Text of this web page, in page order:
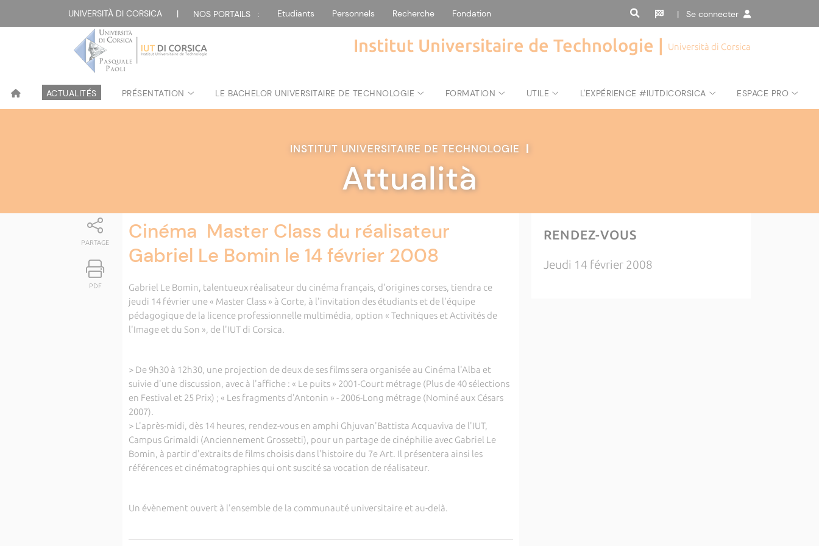
UNIVERSITÀ DI CORSICA | NOS PORTAILS : Etudiants Personnels Recherche Fondation | Se connecter
Institut Universitaire de Technologie | Università di Corsica
ACTUALITÉS PRÉSENTATION LE BACHELOR UNIVERSITAIRE DE TECHNOLOGIE FORMATION UTILE L'EXPÉRIENCE #IUTDICORSICA ESPACE PRO
INSTITUT UNIVERSITAIRE DE TECHNOLOGIE |
Attualità
PARTAGE
PDF
Cinéma ­ Master Class du réalisateur
Gabriel Le Bomin le 14 février 2008
Gabriel Le Bomin, talentueux réalisateur du cinéma français, d'origines corses, tiendra ce
jeudi 14 février une « Master Class » à Corte, à l'invitation des étudiants et de l'équipe
pédagogique de la licence professionnelle multimédia, option « Techniques et Activités de
l'Image et du Son », de l'IUT di Corsica.
> De 9h30 à 12h30, une projection de deux de ses films sera organisée au Cinéma l'Alba et
suivie d'une discussion, avec à l'affiche : « Le puits » 2001-Court métrage (Plus de 40 sélections
en Festival et 25 Prix) ; « Les fragments d'Antonin » - 2006-Long métrage (Nominé aux Césars
2007).
> L'après-midi, dès 14 heures, rendez-vous en amphi Ghjuvan'Battista Acquaviva de l'IUT,
Campus Grimaldi (Anciennement Grossetti), pour un partage de cinéphilie avec Gabriel Le
Bomin, à partir d'extraits de films choisis dans l'histoire du 7e Art. Il présentera ainsi les
références et cinématographies qui ont suscité sa vocation de réalisateur.
Un évènement ouvert à l'ensemble de la communauté universitaire et au-delà.
RENDEZ-VOUS
Jeudi 14 février 2008